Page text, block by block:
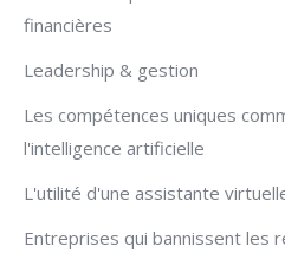
financières
Leadership & gestion
Les compétences uniques
l'intelligence artificielle
L'utilité d'une assistante
Entreprises qui bannissent les